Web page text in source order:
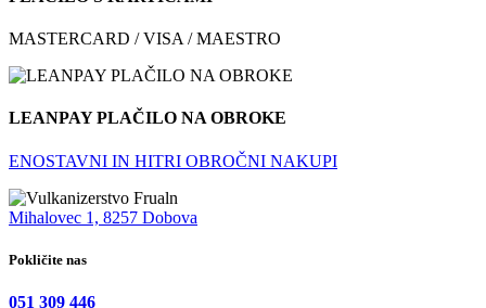
MASTERCARD / VISA / MAESTRO
LEANPAY PLAČILO NA OBROKE
ENOSTAVNI IN HITRI OBROČNI NAKUPI
Mihalovec 1, 8257 Dobova
Pokličite nas
051 309 446